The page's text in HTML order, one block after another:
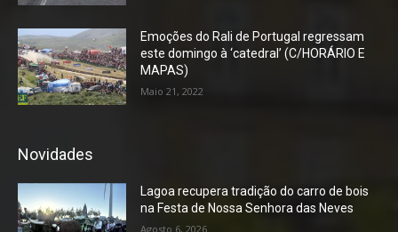
Emoções do Rali de Portugal regressam
este domingo à ‘catedral’ (C/HORÁRIO E
MAPAS)
Maio 21, 2022
Novidades
Lagoa recupera tradição do carro de bois
na Festa de Nossa Senhora das Neves
Agosto 6, 2026